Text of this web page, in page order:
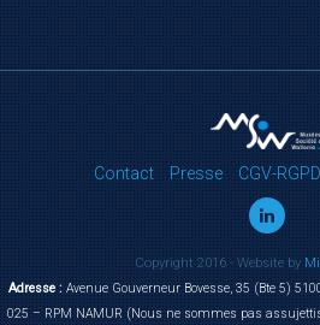
Contact Presse CGV-RGPD
Copyright 2016 - Website by
Adresse :Avenue Gouverneur Bovesse, 35 (Bte 5)
025 – RPM NAMUR (Nous ne sommes pas